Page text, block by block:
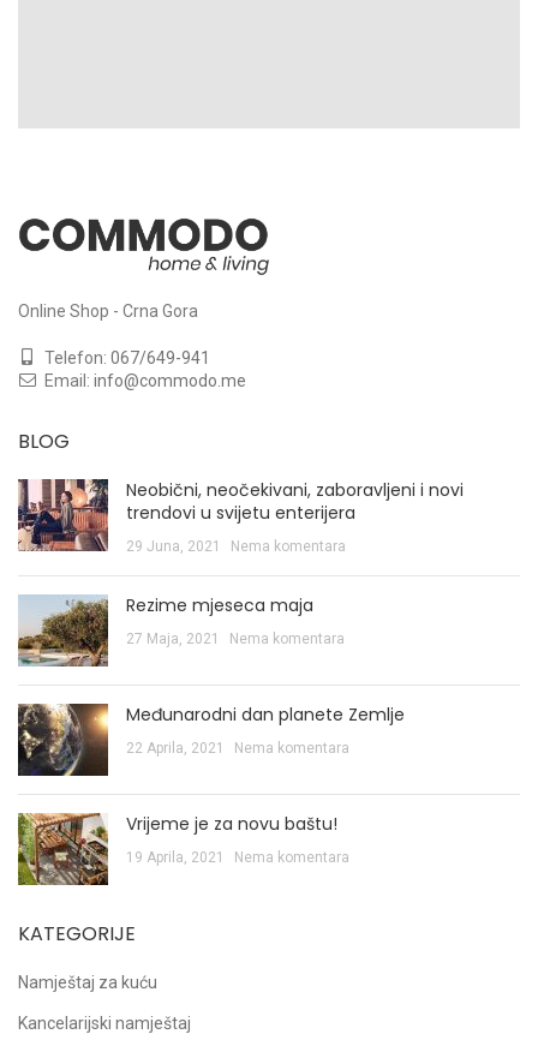
Online Shop - Crna Gora
Telefon: 067/649-941
Email: info@commodo.me
BLOG
Neobični, neočekivani, zaboravljeni i novi
trendovi u svijetu enterijera
29 Juna, 2021 Nema komentara
Rezime mjeseca maja
27 Maja, 2021 Nema komentara
Međunarodni dan planete Zemlje
22 Aprila, 2021 Nema komentara
Vrijeme je za novu baštu!
19 Aprila, 2021 Nema komentara
KATEGORIJE
Namještaj za kuću
Kancelarijski namještaj